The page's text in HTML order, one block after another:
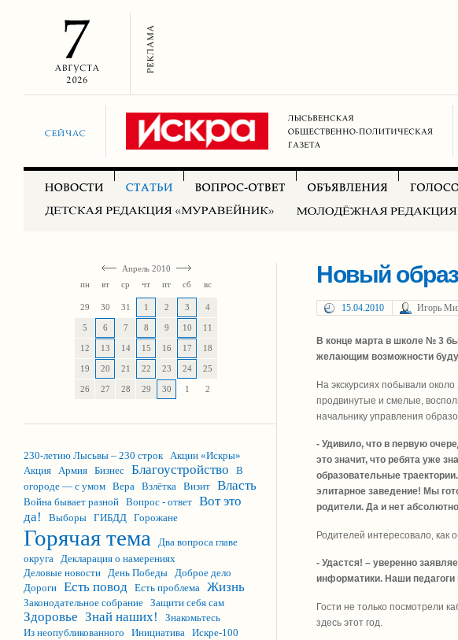
Апрель 2010
пн
вт ср чт пт сб вс
29 30 31 1 2 3 4
5 6 7 8 9 10 11
12 13 14 15 16 17 18
19 20 21 22 23 24 25
26 27 28 29 30 1 2
230-летию Лысьвы – 230 строк Акции «Искры»
Акция Армия Бизнес Благоустройство
В
огороде — с умом Вера Взлётка Визит Власть
Война бывает разной Вопрос - ответ Вот это
да!
Выборы ГИБДД Горожане
Горячая тема
Два вопроса главе
округа Декларация о намерениях
Деловые новости День Победы Доброе дело
Дороги Есть повод Есть проблема Жизнь
Законодательное собрание Защити себя сам
Здоровье Знай наших!
Знакомьтесь
Из неопубликованного
Инициатива Искре-100
Новый
15.04.2010 Игорь
В конце марта в школе № 3
желающим возможности
На экскурсиях побывали
продвинутые и смелые,
начальнику управления
- Удивило, что в первую
это значит, что ребята уже
образовательные
элитарное заведение! Мы
родители. Да и нет
Родителей интересовало, как
- Удастся! – уверенно
информатики. Наши
Гости не только посмотрели
здесь этот год.